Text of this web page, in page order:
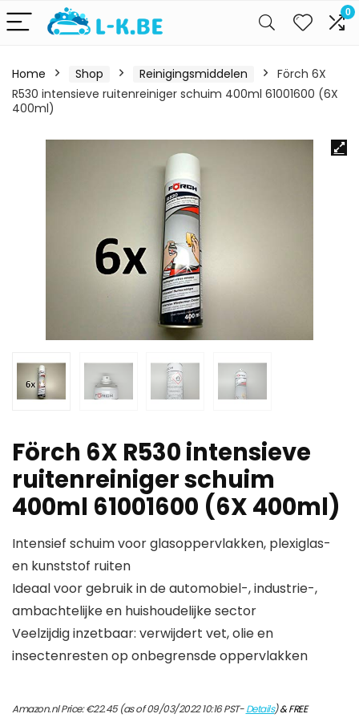
0
Home Shop Reinigingsmiddelen
Förch 6X
R530 intensieve ruitenreiniger schuim 400ml 61001600 (6X
400ml)
Förch 6X R530 intensieve
ruitenreiniger schuim
400ml 61001600 (6X 400ml)
Intensief schuim voor glasoppervlakken, plexiglas-
en kunststof ruiten
Ideaal voor gebruik in de automobiel-, industrie-,
ambachtelijke en huishoudelijke sector
Veelzijdig inzetbaar: verwijdert vet, olie en
insectenresten op onbegrensde oppervlakken
Amazon.nl Price:€22.45(as of 09/03/2022 10:16 PST-Details)&FREE